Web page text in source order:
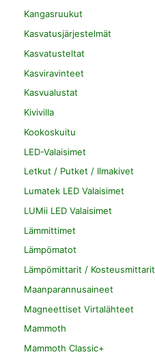
Kangasruukut
Kasvatusjärjestelmät
Kasvatusteltat
Kasviravinteet
Kasvualustat
Kivivilla
Kookoskuitu
LED-Valaisimet
Letkut / Putket / Ilmakivet
Lumatek LED Valaisimet
LUMii LED Valaisimet
Lämmittimet
Lämpömatot
Lämpömittarit / Kosteusmittarit
Maanparannusaineet
Magneettiset Virtalähteet
Mammoth
Mammoth Classic+